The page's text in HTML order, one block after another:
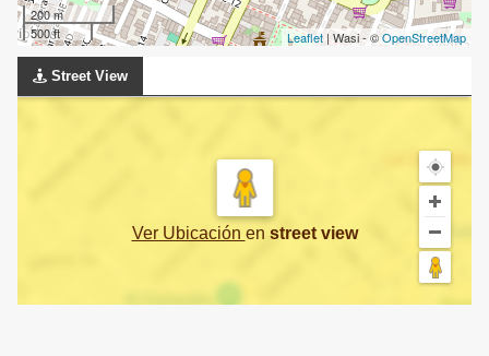
200 m
500 ft
Leaflet| Wasi - ©OpenStreetMap
Street View
Ver Ubicación en street view